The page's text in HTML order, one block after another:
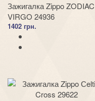
Зажигалка Zippo ZODIAC
VIRGO 24936
1402 грн.